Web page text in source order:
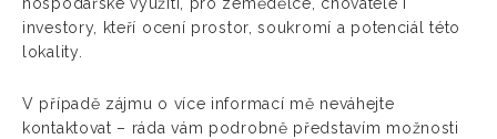
investory, kteří ocení prostor, soukromí a potenciál této
lokality.
V případě zájmu o více informací mě neváhejte
kontaktovat – ráda vám podrobně představím možnosti